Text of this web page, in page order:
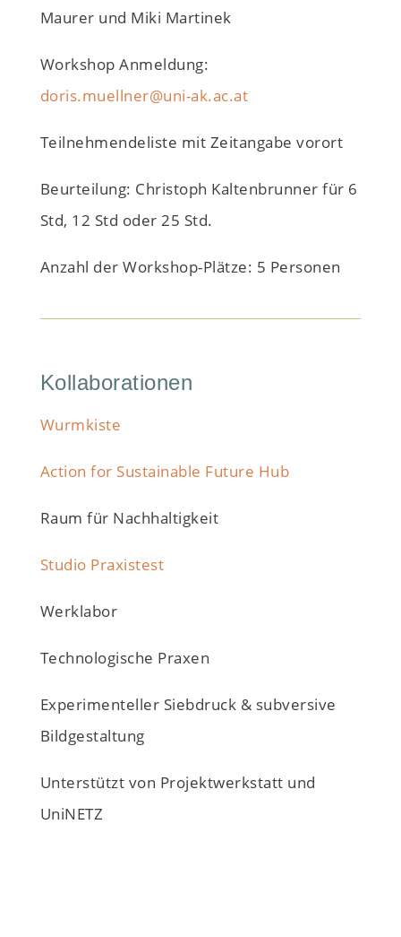
Maurer und Miki Martinek
Workshop Anmeldung:
doris.muellner@uni-ak.ac.at
Teilnehmendeliste mit Zeitangabe vorort
Beurteilung: Christoph Kaltenbrunner für 6
Std, 12 Std oder 25 Std.
Anzahl der Workshop-Plätze: 5 Personen
Kollaborationen
Wurmkiste
Action for Sustainable Future Hub
Raum für Nachhaltigkeit
Studio Praxistest
Werklabor
Technologische Praxen
Experimenteller Siebdruck & subversive
Bildgestaltung
Unterstützt von Projektwerkstatt und
UniNETZ